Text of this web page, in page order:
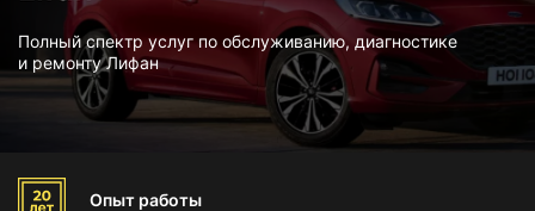
Полный спектр услуг по обслуживанию, диагностике
и ремонту Лифан
Опыт работы